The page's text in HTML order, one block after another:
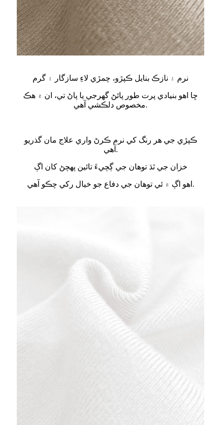
نرم ۽ نازڪ بنايل ڪپڙو، چمڙي لاءِ سازگار ۽ گرم
ڇا اهو بنيادي پرت طور پائڻ گهرجي يا پاڻ تي، ان ۾ هڪ
مخصوص دلڪشي آهي.
ڪپڙي جي هر رنگ کي نرم ڪرڻ واري علاج مان گذريو
آهي.
خزان جي ٿڌ توهان جي ڳچيءَ تائين پهچڻ کان اڳ
اهو اڳ ۾ ئي توهان جي دفاع جو خيال رکي چڪو آهي.